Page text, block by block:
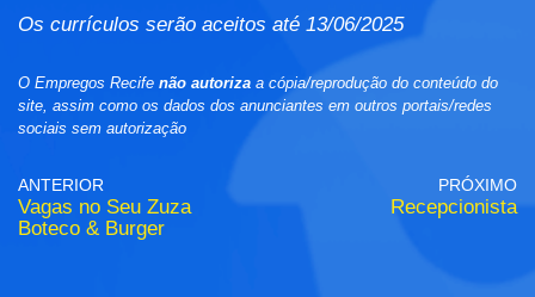
Os currículos serão aceitos até 13/06/2025
O Empregos Recife não autoriza a cópia/reprodução do conteúdo do
site, assim como os dados dos anunciantes em outros portais/redes
sociais sem autorização
ANTERIOR
Vagas no Seu Zuza
Boteco & Burger
PRÓXIMO
Recepcionista